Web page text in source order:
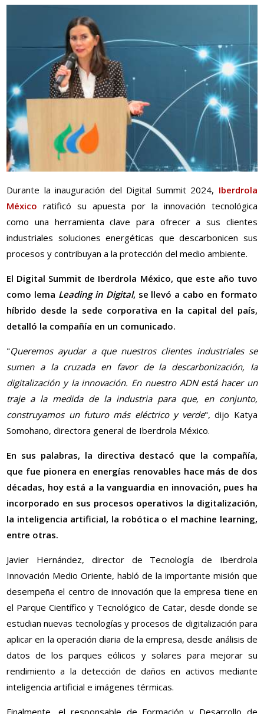
Durante la inauguración del Digital Summit 2024, Iberdrola
México ratificó su apuesta por la innovación tecnológica
como una herramienta clave para ofrecer a sus clientes
industriales soluciones energéticas que descarbonicen sus
procesos y contribuyan a la protección del medio ambiente.
El Digital Summit de Iberdrola México, que este año tuvo
como lema Leading in Digital, se llevó a cabo en formato
híbrido desde la sede corporativa en la capital del país,
detalló la compañía en un comunicado.
"Queremos ayudar a que nuestros clientes industriales se
sumen a la cruzada en favor de la descarbonización, la
digitalización y la innovación. En nuestro ADN está hacer un
traje a la medida de la industria para que, en conjunto,
construyamos un futuro más eléctrico y verde", dijo Katya
Somohano, directora general de Iberdrola México.
En sus palabras, la directiva destacó que la compañía,
que fue pionera en energías renovables hace más de dos
décadas, hoy está a la vanguardia en innovación, pues ha
incorporado en sus procesos operativos la digitalización,
la inteligencia artificial, la robótica o el machine learning,
entre otras.
Javier Hernández, director de Tecnología de Iberdrola
Innovación Medio Oriente, habló de la importante misión que
desempeña el centro de innovación que la empresa tiene en
el Parque Científico y Tecnológico de Catar, desde donde se
estudian nuevas tecnologías y procesos de digitalización para
aplicar en la operación diaria de la empresa, desde análisis de
datos de los parques eólicos y solares para mejorar su
rendimiento a la detección de daños en activos mediante
inteligencia artificial e imágenes térmicas.